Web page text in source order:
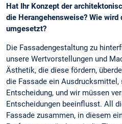
Hat Ihr Konzept der
die Herangehensweise? Wie
umgesetzt?
Die Fassadengestaltung zu
unsere Wertvorstellungen und
Ästhetik, die diese fördern,
die Fassade ein
Entscheidung, und wir müssen
Entscheidungen beeinflusst. All
Fassade zusammen, in diesem